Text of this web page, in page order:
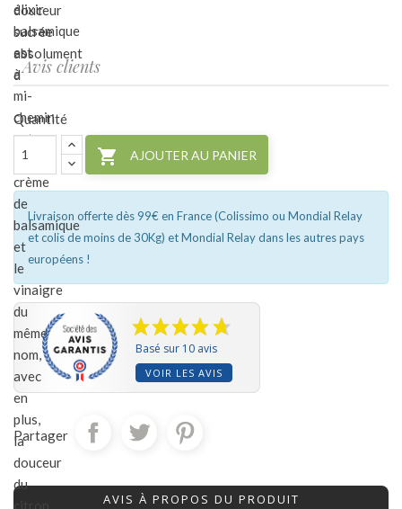
élixir
balsamique
est
à
mi-
chemin
entre
la
crème
de
balsamique
et
le
vinaigre
du
même
nom,
avec
en
plus,
la
douceur
du
douceur
sucrée
absolument
dAvis clients
Quantité
 AJOUTER AU PANIER
Livraison offerte dès 99€ en France (Colissimo ou Mondial Relay
et colis de moins de 30Kg) et Mondial Relay dans les autres pays
européens !
Basé sur 10 avis
VOIR LES AVIS
Partager
AVIS À PROPOS DU PRODUIT